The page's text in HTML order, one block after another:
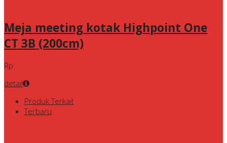
Meja meeting kotak Highpoint One
CT 3B (200cm)
Rp
detail
Produk Terkait
Terbaru